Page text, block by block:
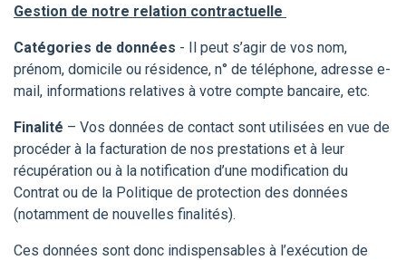
Gestion de notre relation contractuelle
Catégories de données - Il peut s’agir de vos nom,
prénom, domicile ou résidence, n° de téléphone, adresse e-
mail, informations relatives à votre compte bancaire, etc.
Finalité – Vos données de contact sont utilisées en vue de
procéder à la facturation de nos prestations et à leur
récupération ou à la notification d’une modification du
Contrat ou de la Politique de protection des données
(notamment de nouvelles finalités).
Ces données sont donc indispensables à l’exécution de